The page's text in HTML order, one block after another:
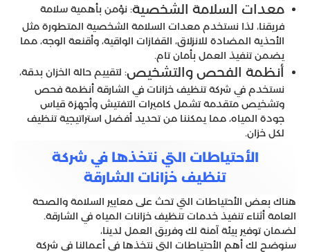
معدات السلامة الشخصية: نؤمن بأهمية سلامة
فريقنا، لذا نستخدم معدات السلامة الشخصية المتطورة مثل
الأحذية المضادة للانزلاق، القفازات الواقية، وأقنعة الوجه، مما
يضمن تنفيذ العمل بأمان تام.
أنظمة الفحص والتشخيص: لتقييم حالة الخزان بدقة،
نستخدم في شركة تنظيف خزانات في الشارقة أنظمة فحص
وتشخيص متقدمة تشمل كاميرات التفتيش وأجهزة قياس
جودة المياه، مما يمكننا من تحديد أفضل استراتيجية تنظيف
لكل خزان.
الأحتياطات التي نتخذها في شركة
تنظيف خزانات الشارقة
هناك بعض الأحتياطات التي تحث على معايير السلامة والصحة
العامة أثناء تنفيذ خدمات تنظيف خزانات المياه في الشارقة.
لضمان توفير بيئة آمنة لك وفريق العمل لدينا،
سنوضح لك أهم الأحتياطات التي نتخذها في أعمالنا في شركة